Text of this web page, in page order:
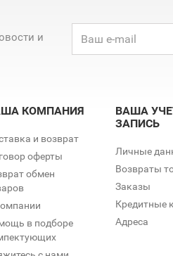
и
КОМПАНИЯ
и возврат
оферты
обмен
в подборе
ВАША
ЗАПИСЬ
Личные
Возвраты
Заказы
Кредитные
Адреса